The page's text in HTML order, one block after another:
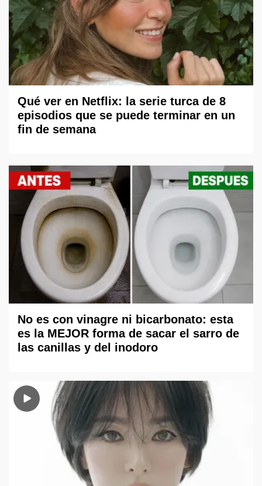
Qué ver en Netflix: la serie turca de 8
episodios que se puede terminar en un
fin de semana
No es con vinagre ni bicarbonato: esta
es la MEJOR forma de sacar el sarro de
las canillas y del inodoro